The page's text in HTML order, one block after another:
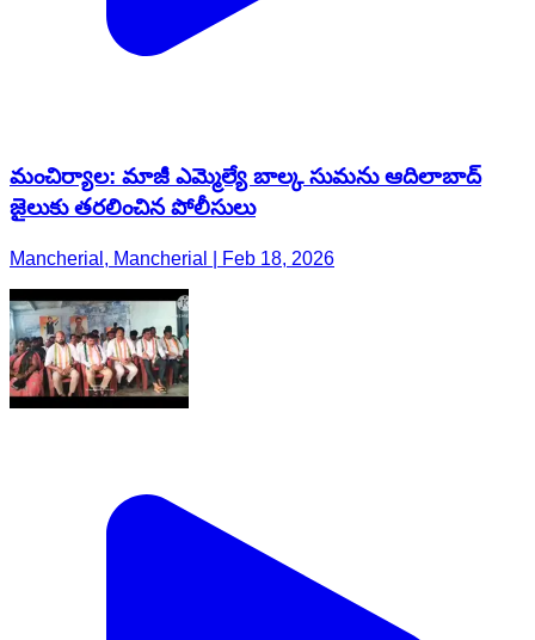
మంచిర్యాల: మాజీ ఎమ్మెల్యే బాల్క సుమను ఆదిలాబాద్
జైలుకు తరలించిన పోలీసులు
Mancherial, Mancherial | Feb 18, 2026